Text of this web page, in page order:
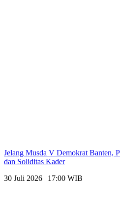
Jelang Musda V Demokrat Banten,
dan Soliditas Kader
30 Juli 2026 | 17:00 WIB